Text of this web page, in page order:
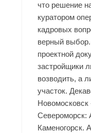
что решение
куратором
кадровых
верный
проектной
застройщики
возводить, а
участок.
Новомосковск
Североморск:
Каменогорск.